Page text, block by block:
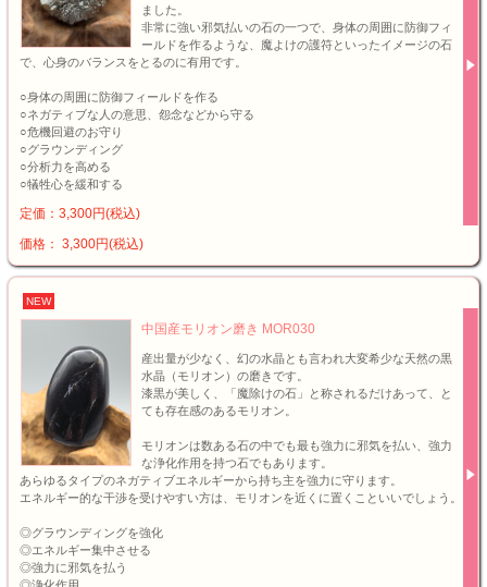
ました。
非常に強い邪気払いの石の一つで、身体の周囲に防御フィ
ールドを作るような、魔よけの護符といったイメージの石
で、心身のバランスをとるのに有用です。
○身体の周囲に防御フィールドを作る
○ネガティブな人の意思、怨念などから守る
○危機回避のお守り
○グラウンディング
○分析力を高める
○犠牲心を緩和する
定価：3,300円(税込)
価格： 3,300円(税込)
NEW
中国産モリオン磨き MOR030
産出量が少なく、幻の水晶とも言われ大変希少な天然の黒
水晶（モリオン）の磨きです。
漆黒が美しく、「魔除けの石」と称されるだけあって、と
ても存在感のあるモリオン。
モリオンは数ある石の中でも最も強力に邪気を払い、強力
な浄化作用を持つ石でもあります。
あらゆるタイプのネガティブエネルギーから持ち主を強力に守ります。
エネルギー的な干渉を受けやすい方は、モリオンを近くに置くこといいでしょう。
◎グラウンディングを強化
◎エネルギー集中させる
◎強力に邪気を払う